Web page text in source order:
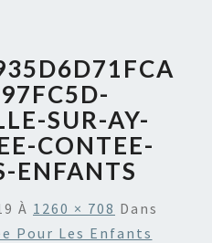
SUR-AY-
CONTEE-
ENFANTS
À 1260 × 708 Dans
Pour Les Enfants